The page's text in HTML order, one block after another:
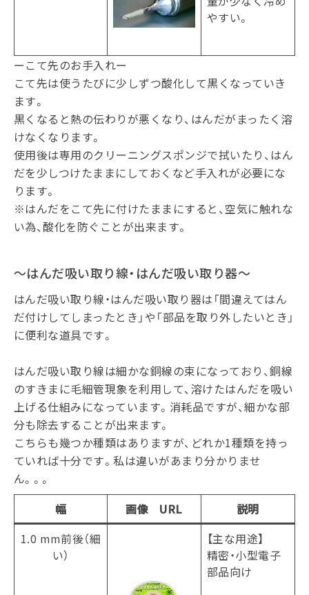
やすい。
ーこて先のお手入れー
こて先は使うたびに少しずつ酸化して黒くなっていき
ます。
黒くなると熱の伝わりが悪くなり、はんだがまったく溶
けなくなります。
使用後は専用のクリーニングスポンジで拭いたり、はん
だを少しつけたままにしておくなど手入れが必要にな
ります。
※はんだをこて先に付けたままにすると、空気に触れな
い為、酸化を防ぐことが出来ます。
～はんだ吸い取り線・はんだ吸い取り器～
はんだ吸い取り線・はんだ吸い取り器は「間違えてはん
だ付けしてしまったとき」や「部品を取り外したいとき」
に便利な道具です。
はんだ吸い取り線は細かな銅線の束になっており、銅線
のすきまに毛細管現象を利用して、溶けたはんだを吸い
上げる仕組みになっています。消耗品ですが、細かな部
分も除去することが出来ます。
こちらも幾つか種類はありますが、どれか1種類を持っ
ていれば十分です。私は違いがあまり分かりませ
ん。。。
幅
画像 URL
説明
1.0 mm前後（細
い）
【主な用途】
精密・小型電子
部品向け